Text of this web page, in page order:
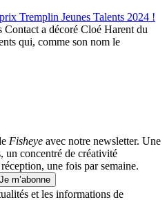
Tremplin Jeunes Talents 2024 !
Contact a décoré Cloé Harent du
qui, comme son nom le
Fisheye avec notre newsletter. Une
un concentré de créativité
une fois par semaine.
Je m’abonne
et les informations de